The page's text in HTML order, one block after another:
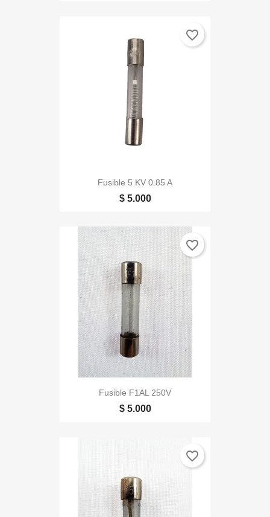
Fusible 5 KV 0.85 A
$ 5.000
favorite_border
Fusible F1AL 250V
$ 5.000
favorite_border
favorite_border